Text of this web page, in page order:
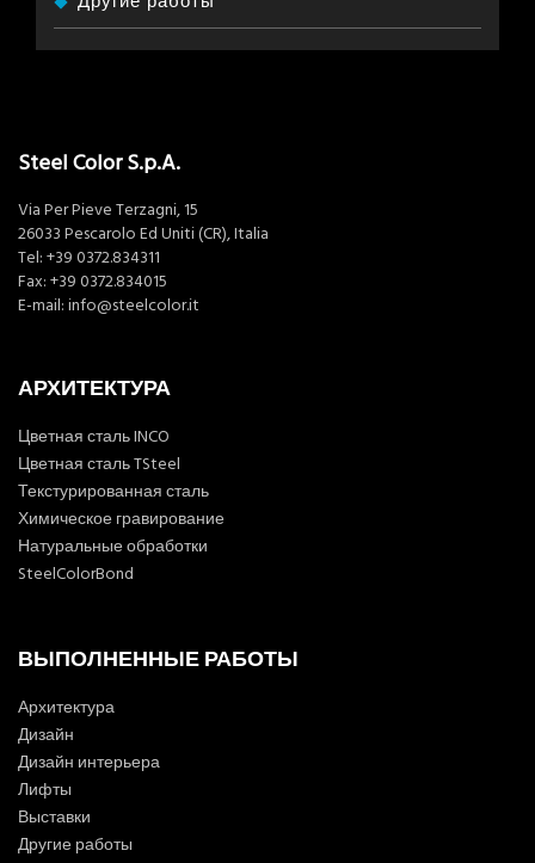
Steel Color S.p.A.
Via Per Pieve Terzagni, 15
26033 Pescarolo Ed Uniti (CR), Italia
Tel: +39 0372.834311
Fax: +39 0372.834015
E-mail: info@steelcolor.it
АРХИТЕКТУРА
Цветная сталь INCO
Цветная сталь TSteel
Текстурированная сталь
Химическое гравирование
Натуральные обработки
SteelColorBond
ВЫПОЛНЕННЫЕ РАБОТЫ
Архитектура
Дизайн
Дизайн интерьера
Лифты
Выставки
Другие работы